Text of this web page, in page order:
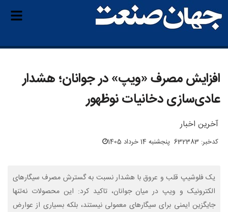
افزایش مصرف «ویپ» در جوانان؛ هشدار
عادی‌سازی دخانیات نوظهور
آخرین اخبار
کدخبر: 632383 پنجشنبه 14 خرداد 1405
یک فلوشیپ قلب و عروق با هشدار نسبت به گسترش مصرف سیگارهای
الکترونیک و ویپ در میان جوانان، تاکید کرد: این محصولات نه‌تنها
جایگزین ایمنی برای سیگارهای معمولی نیستند، بلکه بسیاری از عوارض